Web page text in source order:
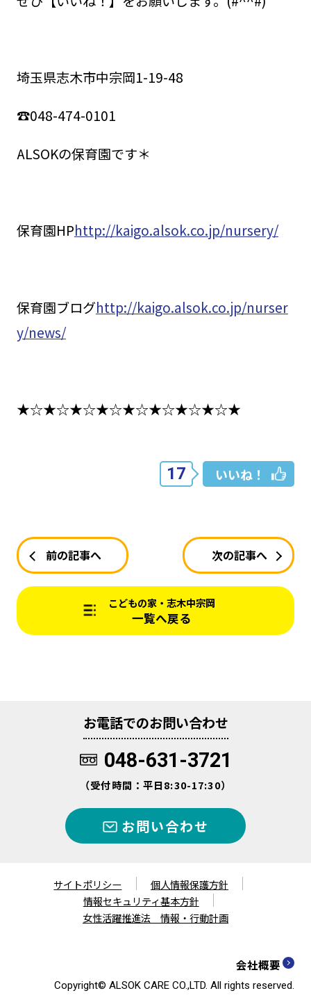
埼玉県志木市中宗岡1-19-48
☎048-474-0101
ALSOKの保育園です＊
保育園HPhttp://kaigo.alsok.co.jp/nursery/
保育園ブログhttp://kaigo.alsok.co.jp/nurser
y/news/
★☆★☆★☆★☆★☆★☆★☆★☆★
17 いいね！
前の記事へ 次の記事へ
こどもの家・志木中宗岡
一覧へ戻る
お電話でのお問い合わせ
048-631-3721
（受付時間：平日8:30-17:30）
お問い合わせ
サイトポリシー
個人情報保護方針
情報セキュリティ基本方針
女性活躍推進法 情報・行動計画
会社概要
Copyright© ALSOK CARE CO.,LTD. All rights reserved.